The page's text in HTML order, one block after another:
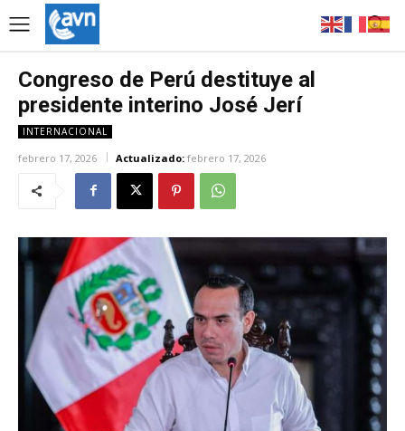
Congreso de Perú destituye al
presidente interino José Jerí
INTERNACIONAL
febrero 17, 2026 Actualizado: febrero 17, 2026